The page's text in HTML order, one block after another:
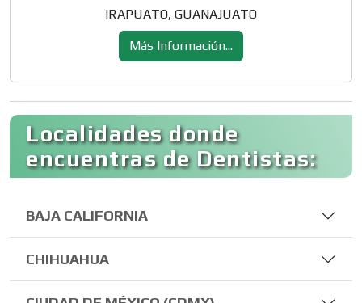
IRAPUATO, GUANAJUATO
Más Información...
Localidades donde
encuentras de Dentistas:
BAJA CALIFORNIA
CHIHUAHUA